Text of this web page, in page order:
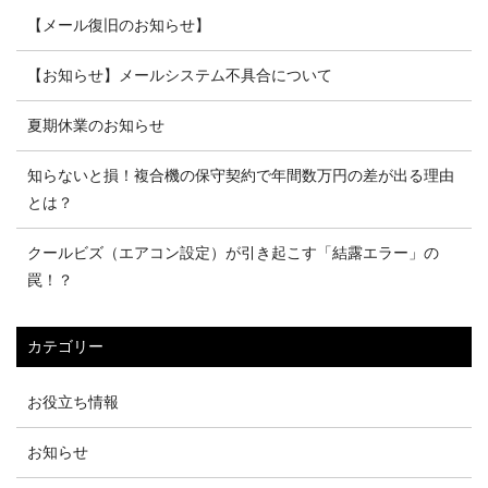
【メール復旧のお知らせ】
【お知らせ】メールシステム不具合について
夏期休業のお知らせ
知らないと損！複合機の保守契約で年間数万円の差が出る理由
とは？
クールビズ（エアコン設定）が引き起こす「結露エラー」の
罠！？
カテゴリー
お役立ち情報
お知らせ